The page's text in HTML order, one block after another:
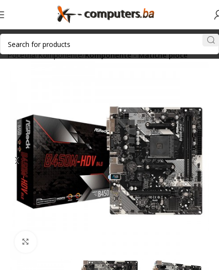
Početna Komponente Komponente - Matične ploče